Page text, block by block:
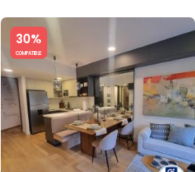
30%
COMPATIBLE
Slide 1 of 5